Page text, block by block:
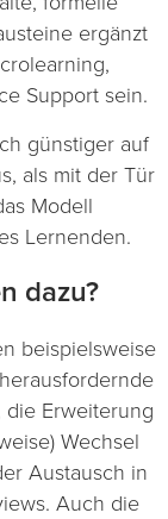
ergänzt
Support sein.
günstiger auf
als mit der Tür
Modell
Lernenden.
dazu?
beispielsweise
Erweiterung
Wechsel
Austausch in
Auch die